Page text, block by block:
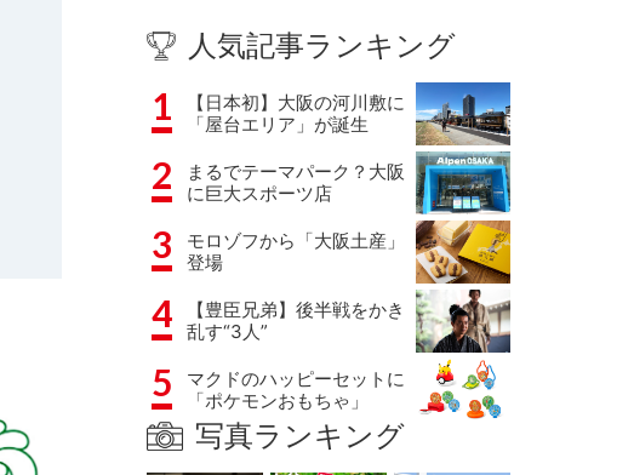
人気記事ランキング
1
【日本初】大阪の河川敷に
「屋台エリア」が誕生
2
まるでテーマパーク？大阪
に巨大スポーツ店
3
モロゾフから「大阪土産」
登場
4
【豊臣兄弟】後半戦をかき
乱す“3人”
5
マクドのハッピーセットに
「ポケモンおもちゃ」
写真ランキング